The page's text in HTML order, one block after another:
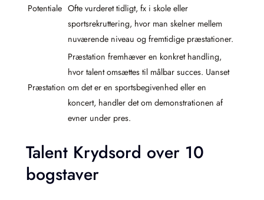
Potentiale Ofte vurderet tidligt, fx i skole eller
sportsrekruttering, hvor man skelner mellem
nuværende niveau og fremtidige præstationer.
Præstation
Præstation fremhæver en konkret handling,
hvor talent omsættes til målbar succes. Uanset
om det er en sportsbegivenhed eller en
koncert, handler det om demonstrationen af
evner under pres.
Talent Krydsord over 10
bogstaver